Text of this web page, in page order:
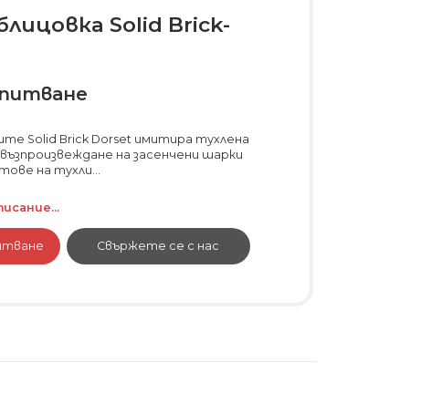
Solid Brick-
Solid Brick Dorset имитира тухлена
на засенчени шарки
на тухли...
Свържете се с нас